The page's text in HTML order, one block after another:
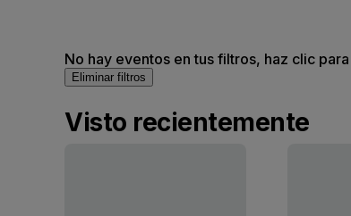
No hay eventos en tus filtros, haz clic
Eliminar filtros
Visto recientemente